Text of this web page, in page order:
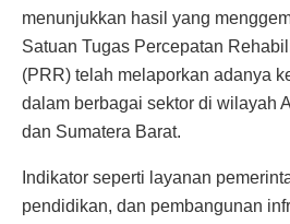
menunjukkan hasil yang
Satuan Tugas Percepatan
(PRR) telah melaporkan adanya
dalam berbagai sektor di wilayah
dan Sumatera Barat.
Indikator seperti layanan
pendidikan, dan pembangunan